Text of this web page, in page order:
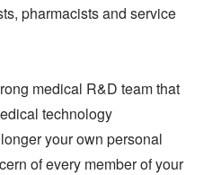
pharmacists and service
medical R&D team that
technology
your own personal
of every member of your